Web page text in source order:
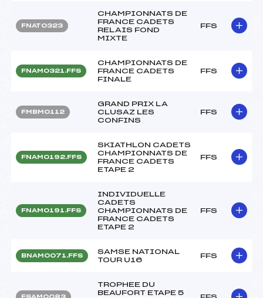
FNAT0323
CHAMPIONNATS DE
FRANCE CADETS
RELAIS FOND
MIXTE
FFS
FNAM0321.FFS
CHAMPIONNATS DE
FRANCE CADETS
FINALE
FFS
FMBM0112
GRAND PRIX LA
CLUSAZ LES
CONFINS
FFS
FNAM0192.FFS
SKIATHLON CADETS
CHAMPIONNATS DE
FRANCE CADETS
ETAPE 2
FFS
FNAM0191.FFS
INDIVIDUELLE
CADETS
CHAMPIONNATS DE
FRANCE CADETS
ETAPE 2
FFS
BNAM0071.FFS
SAMSE NATIONAL
TOUR U16
FFS
FSAM0083
TROPHEE DU
BEAUFORT ETAPE 5
FFS